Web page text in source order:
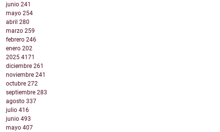
junio 241
mayo 254
abril 280
marzo 259
febrero 246
enero 202
2025 4171
diciembre 261
noviembre 241
octubre 272
septiembre 283
agosto 337
julio 416
junio 493
mayo 407